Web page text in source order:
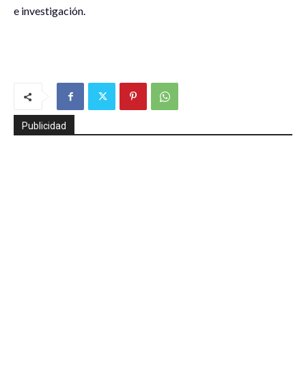
e investigación.
Publicidad